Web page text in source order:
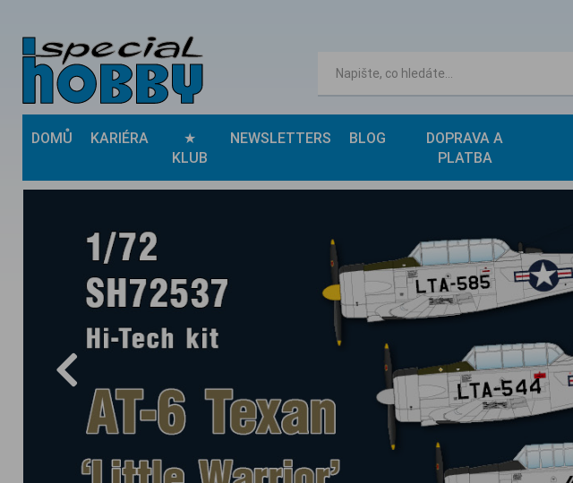
DOMŮ KARIÉRA
★
KLUB
NEWSLETTERS BLOG
DOPRAVA A
PLATBA